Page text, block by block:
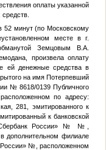
оплаты указанной
52 минут (по Московскому
месте в г.
Земцовым В.А.
произвела оплату
ей денежные средства в
на имяПотерпевший
№ 8618/0139 Публичного
по адресу:
281, эмитированного к
к банковской
России» №
№
дополнительном филиале
№ , расположенном